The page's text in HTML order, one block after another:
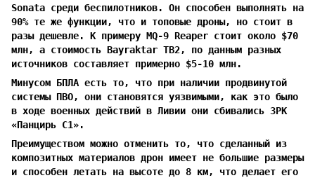
Sonata среди беспилотников. Он способен выполнять на
90% те же функции, что и топовые дроны, но стоит в
разы дешевле. К примеру MQ-9 Reaper стоит около $70
млн, а стоимость Bayraktar TB2, по данным разных
источников составляет примерно $5-10 млн.
Минусом БПЛА есть то, что при наличии продвинутой
системы ПВО, они становятся уязвимыми, как это было
в ходе военных действий в Ливии они сбивались ЗРК
«Панцирь С1».
Преимуществом можно отменить то, что сделанный из
композитных материалов дрон имеет не большие размеры
и способен летать на высоте до 8 км, что делает его